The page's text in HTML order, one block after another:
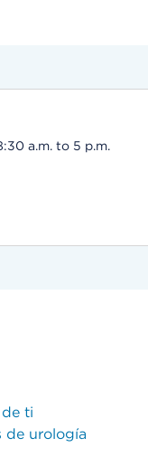
a.m. to 5 p.m.
ti
de urología